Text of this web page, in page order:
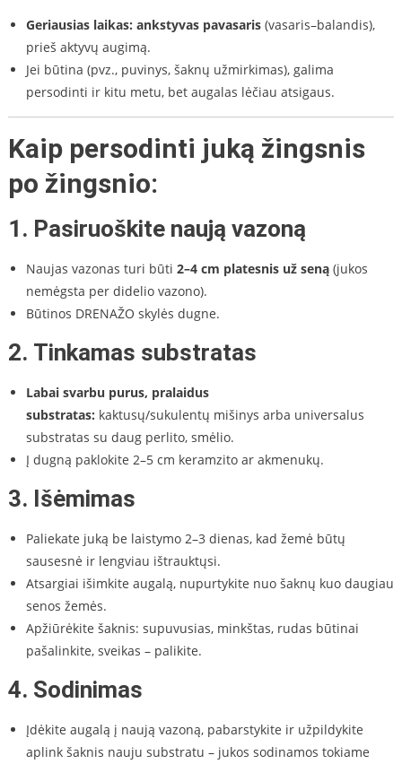
Geriausias laikas: ankstyvas pavasaris(vasaris–balandis),
prieš aktyvų augimą.
Jei būtina (pvz., puvinys, šaknų užmirkimas), galima
persodinti ir kitu metu, bet augalas lėčiau atsigaus.
Kaip persodinti juką žingsnis
po žingsnio:
1. Pasiruoškite naują vazoną
Naujas vazonas turi būti 2–4 cm platesnis už seną(jukos
nemėgsta per didelio vazono).
Būtinos DRENAŽO skylės dugne.
2. Tinkamas substratas
Labai svarbu purus, pralaidus
substratas: kaktusų/sukulentų mišinys arba universalus
substratas su daug perlito, smėlio.
Į dugną paklokite 2–5 cm keramzito ar akmenukų.
3. Išėmimas
Paliekate juką be laistymo 2–3 dienas, kad žemė būtų
sausesnė ir lengviau ištrauktųsi.
Atsargiai išimkite augalą, nupurtykite nuo šaknų kuo daugiau
senos žemės.
Apžiūrėkite šaknis: supuvusias, minkštas, rudas būtinai
pašalinkite, sveikas – palikite.
4. Sodinimas
Įdėkite augalą į naują vazoną, pabarstykite ir užpildykite
aplink šaknis nauju substratu – jukos sodinamos tokiame